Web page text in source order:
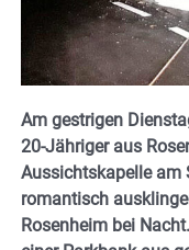
Am gestrigen
20-Jähriger aus
Aussichtskapelle am
romantisch
Rosenheim bei